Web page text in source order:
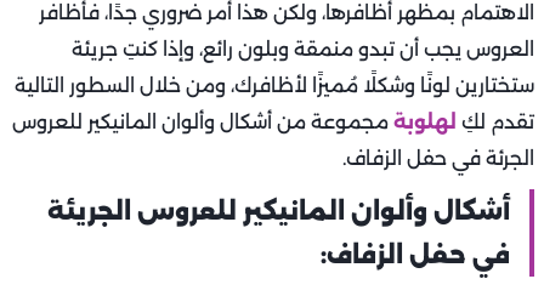
الاهتمام بمظهر أظافرها، ولكن هذا أمر ضروري جدًا، فأظافر
العروس يجب أن تبدو منمقة وبلون رائع، وإذا كنتِ جريئة
ستختارين لونًا وشكلًا مُميزًا لأظافرك، ومن خلال السطور التالية
تقدم لكِ لهلوبة مجموعة من أشكال وألوان المانيكير للعروس
الجرئة في حفل الزفاف.
أشكال وألوان المانيكير للعروس الجريئة
في حفل الزفاف: